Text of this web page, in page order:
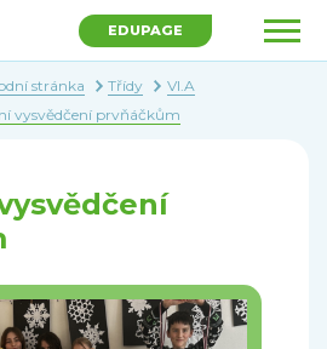
EDUPAGE
stránka Třídy
VI.A
vysvědčení prvňáčkům